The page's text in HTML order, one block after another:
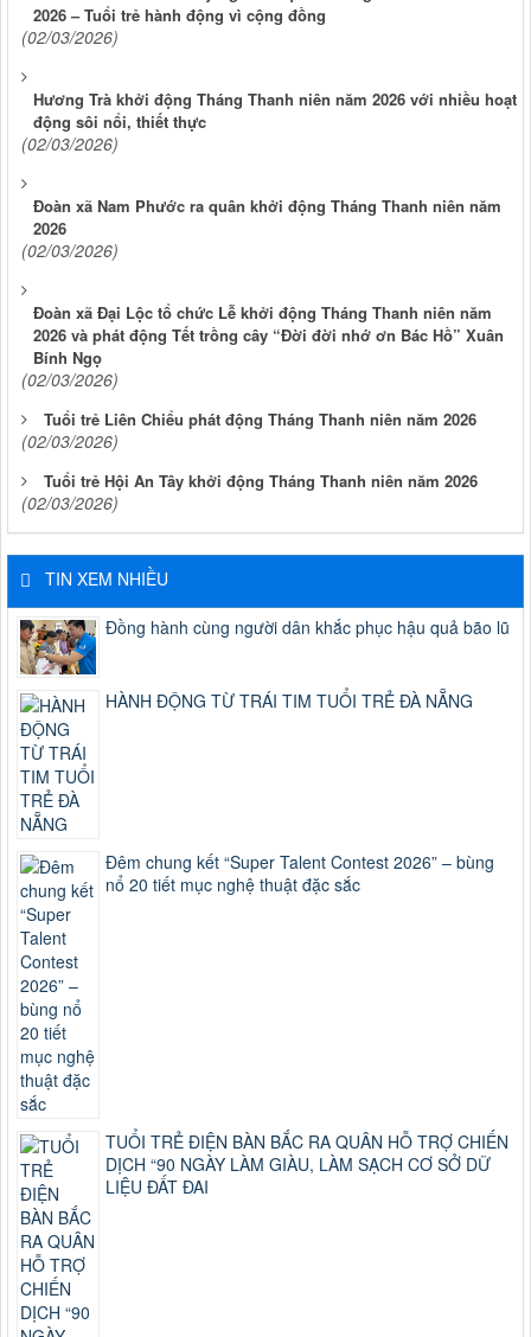
2026 – Tuổi trẻ hành động vì cộng đồng
(02/03/2026)
Hương Trà khởi động Tháng Thanh niên năm 2026 với nhiều hoạt
động sôi nổi, thiết thực
(02/03/2026)
Đoàn xã Nam Phước ra quân khởi động Tháng Thanh niên năm
2026
(02/03/2026)
Đoàn xã Đại Lộc tổ chức Lễ khởi động Tháng Thanh niên năm
2026 và phát động Tết trồng cây “Đời đời nhớ ơn Bác Hồ” Xuân
Bính Ngọ
(02/03/2026)
Tuổi trẻ Liên Chiểu phát động Tháng Thanh niên năm 2026
(02/03/2026)
Tuổi trẻ Hội An Tây khởi động Tháng Thanh niên năm 2026
(02/03/2026)
TIN XEM NHIỀU
Đồng hành cùng người dân khắc phục hậu quả bão lũ
HÀNH ĐỘNG TỪ TRÁI TIM TUỔI TRẺ ĐÀ NẴNG
Đêm chung kết “Super Talent Contest 2026” – bùng
nổ 20 tiết mục nghệ thuật đặc sắc
TUỔI TRẺ ĐIỆN BÀN BẮC RA QUÂN HỖ TRỢ CHIẾN
DỊCH “90 NGÀY LÀM GIÀU, LÀM SẠCH CƠ SỞ DỮ
LIỆU ĐẤT ĐAI